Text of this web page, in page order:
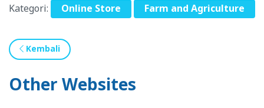
Kategori: Online Store Farm and Agriculture
Kembali
Other Websites